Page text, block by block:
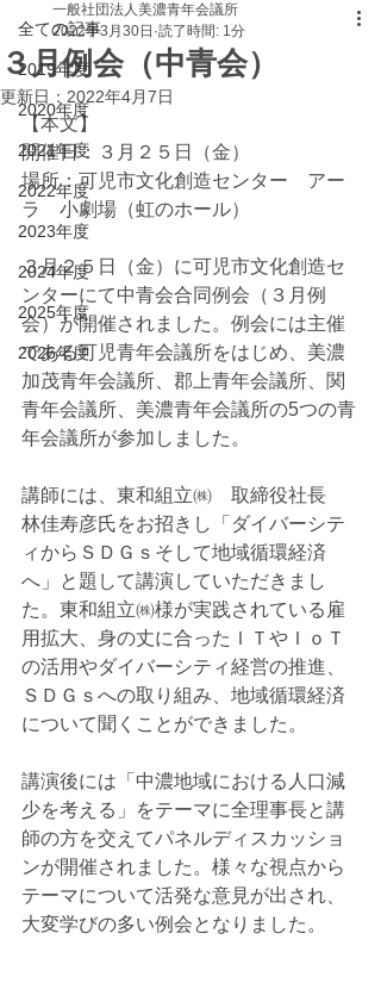
全ての記事
2019年度
2020年度
2021年度
2022年度
2023年度
2024年度
2025年度
2026年度
３月例会（中青会）
一般社団法人美濃青年会議所
2022年3月30日 読了時間: 1分
更新日： 2022年4月7日
【本文】
開催日：３月２５日（金）
場所：可児市文化創造センター　アー
ラ　小劇場（虹のホール）
３月２５日（金）に可児市文化創造セ
ンターにて中青会合同例会（３月例
会）が開催されました。例会には主催
である可児青年会議所をはじめ、美濃
加茂青年会議所、郡上青年会議所、関
青年会議所、美濃青年会議所の5つの青
年会議所が参加しました。
講師には、東和組立㈱　取締役社長
林佳寿彦氏をお招きし「ダイバーシテ
ィからＳＤＧｓそして地域循環経済
へ」と題して講演していただきまし
た。東和組立㈱様が実践されている雇
用拡大、身の丈に合ったＩＴやＩｏＴ
の活用やダイバーシティ経営の推進、
ＳＤＧｓへの取り組み、地域循環経済
について聞くことができました。
講演後には「中濃地域における人口減
少を考える」をテーマに全理事長と講
師の方を交えてパネルディスカッショ
ンが開催されました。​様々な視点から
テーマについて活発な意見が出され、
大変学びの多い例会となりました。